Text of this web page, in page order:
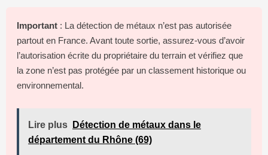
Important : La détection de métaux n’est pas autorisée
partout en France. Avant toute sortie, assurez-vous d’avoir
l’autorisation écrite du propriétaire du terrain et vérifiez que
la zone n’est pas protégée par un classement historique ou
environnemental.
Lire plus
Détection de métaux dans le
département du Rhône (69)